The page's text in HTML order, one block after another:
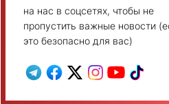
на нас в соцсетях, чтобы не
пропустить важные новости
это безопасно для вас)